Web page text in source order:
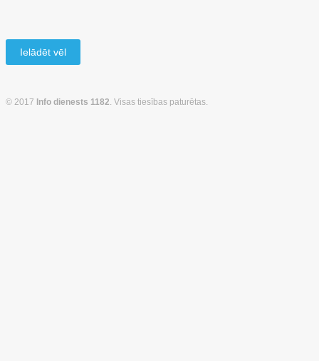
Ielādēt vēl
© 2017 Info dienests 1182. Visas tiesības paturētas.